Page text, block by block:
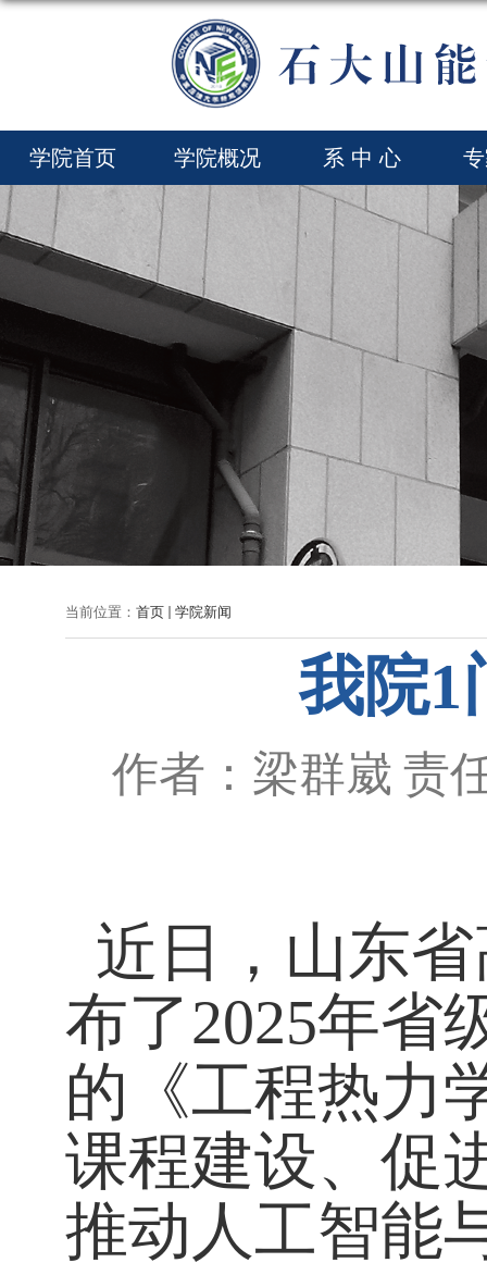
学院首页 学院概况 系 中 心
当前位置： 首页 学院新闻
我院1
作者：梁群崴 责
近日，山东
布了2025年省
的《工程热力
课程建设、促
推动人工智能